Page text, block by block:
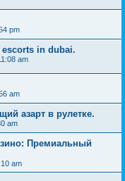
pm
in dubai.
am
am
азарт в рулетке.
am
Премиальный
am